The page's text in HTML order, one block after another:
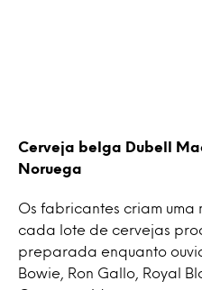
Cerveja belga Dubell
Noruega
Os fabricantes criam uma
cada lote de cervejas
preparada enquanto
Bowie, Ron Gallo, Royal